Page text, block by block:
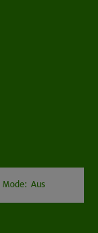
Aus